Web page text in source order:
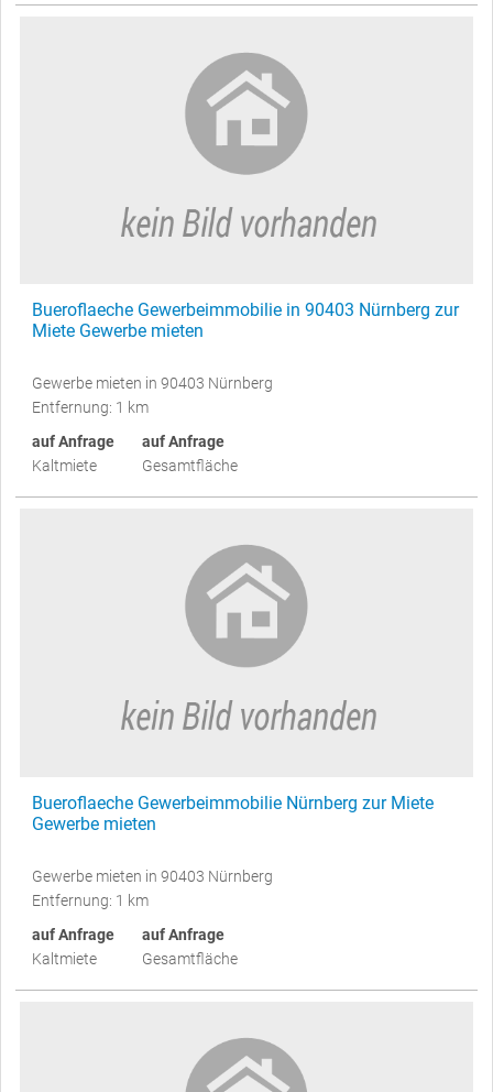
Bueroflaeche Gewerbeimmobilie in 90403 Nürnberg zur
Miete Gewerbe mieten
Gewerbe mieten in 90403 Nürnberg
Entfernung: 1 km
auf Anfrage
Kaltmiete
auf Anfrage
Gesamtfläche
Bueroflaeche Gewerbeimmobilie Nürnberg zur Miete
Gewerbe mieten
Gewerbe mieten in 90403 Nürnberg
Entfernung: 1 km
auf Anfrage
Kaltmiete
auf Anfrage
Gesamtfläche